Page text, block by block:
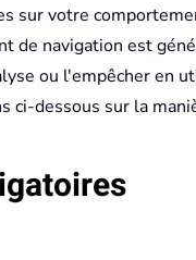
sur votre
navigation est
ou l'empêcher
dessous sur la